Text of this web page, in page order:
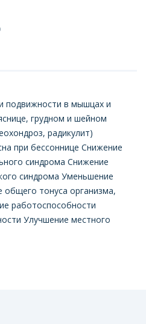
подвижности в мышцах и
грудном и шейном
радикулит)
при бессоннице Снижение
синдрома Снижение
синдрома Уменьшение
тонуса организма,
работоспособности
Улучшение местного